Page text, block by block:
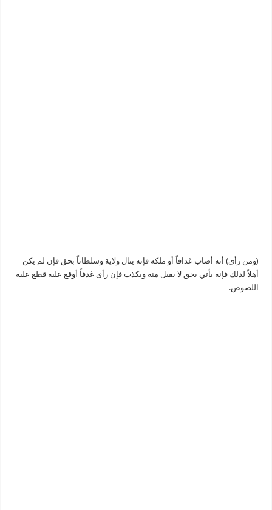
(ومن رأى) أنه أصاب غدافاً أو ملكه فإنه ينال ولاية وسلطاناً بحق فإن لم يكن
أهلاً لذلك فإنه يأتي بحق لا يقبل منه ويكذب فإن رأى غدفاً أوقع عليه قطع عليه
اللصوص.